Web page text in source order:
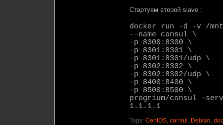
Стартуем второй slave :
docker run -d -v /
--name consul \
-p 8300:8300 \
-p 8301:8301 \
-p 8301:8301/udp \
-p 8302:8302 \
-p 8302:8302/udp \
-p 8400:8400 \
-p 8500:8500 \
progrium/consul -
1.1.1.1
Tags: CentOS, consul , Debian,